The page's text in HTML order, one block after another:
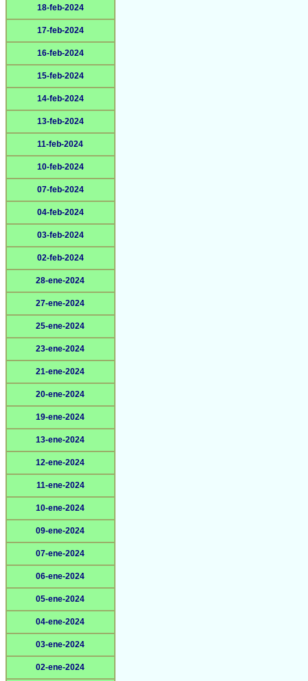
18-feb-2024
17-feb-2024
16-feb-2024
15-feb-2024
14-feb-2024
13-feb-2024
11-feb-2024
10-feb-2024
07-feb-2024
04-feb-2024
03-feb-2024
02-feb-2024
28-ene-2024
27-ene-2024
25-ene-2024
23-ene-2024
21-ene-2024
20-ene-2024
19-ene-2024
13-ene-2024
12-ene-2024
11-ene-2024
10-ene-2024
09-ene-2024
07-ene-2024
06-ene-2024
05-ene-2024
04-ene-2024
03-ene-2024
02-ene-2024